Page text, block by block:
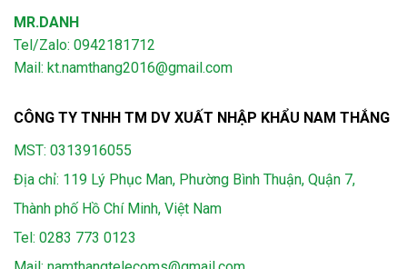
MR.DANH
Tel/Zalo: 0942181712
Mail: kt.namthang2016@gmail.com
CÔNG TY TNHH TM DV XUẤT NHẬP KHẨU NAM THẮNG
MST: 0313916055
Địa chỉ: 119 Lý Phục Man, Phường Bình Thuận, Quận 7,
Thành phố Hồ Chí Minh, Việt Nam
Tel: 0283 773 0123